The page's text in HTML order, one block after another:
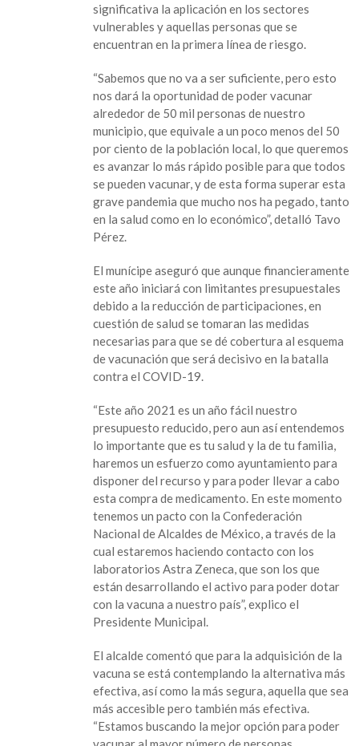
sanandrescanos”:
significativa la aplicación en los sectores
vulnerables y aquellas personas que se
encuentran en la primera línea de riesgo.
“Sabemos que no va a ser suficiente, pero esto
nos dará la oportunidad de poder vacunar
alrededor de 50 mil personas de nuestro
municipio, que equivale a un poco menos del 50
por ciento de la población local, lo que queremos
es avanzar lo más rápido posible para que todos
se pueden vacunar, y de esta forma superar esta
grave pandemia que mucho nos ha pegado, tanto
en la salud como en lo económico”, detalló Tavo
Pérez.
El munícipe aseguró que aunque financieramente
este año iniciará con limitantes presupuestales
debido a la reducción de participaciones, en
cuestión de salud se tomaran las medidas
necesarias para que se dé cobertura al esquema
de vacunación que será decisivo en la batalla
contra el COVID-19.
“Este año 2021 es un año fácil nuestro
presupuesto reducido, pero aun así entendemos
lo importante que es tu salud y la de tu familia,
haremos un esfuerzo como ayuntamiento para
disponer del recurso y para poder llevar a cabo
esta compra de medicamento. En este momento
tenemos un pacto con la Confederación
Nacional de Alcaldes de México, a través de la
cual estaremos haciendo contacto con los
laboratorios Astra Zeneca, que son los que
están desarrollando el activo para poder dotar
con la vacuna a nuestro país”, explico el
Presidente Municipal.
El alcalde comentó que para la adquisición de la
vacuna se está contemplando la alternativa más
efectiva, así como la más segura, aquella que sea
más accesible pero también más efectiva.
“Estamos buscando la mejor opción para poder